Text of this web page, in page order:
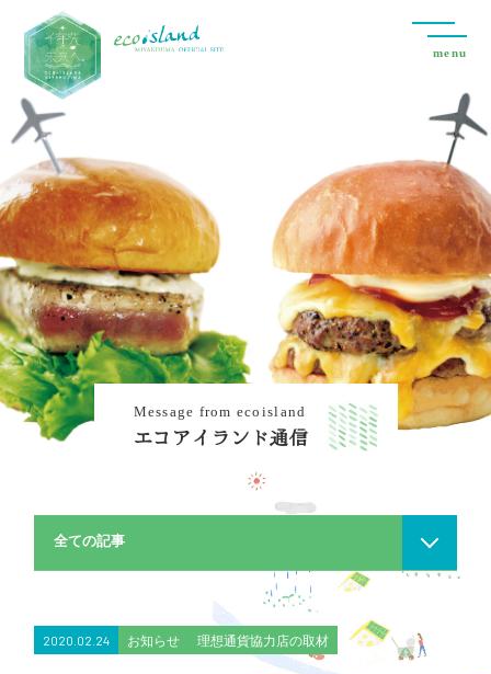
menu
Message from eco island
エコ アイ ラ ン ド通信
全ての記事
2020.02.24 お知らせ 理想通貨協力店の取材